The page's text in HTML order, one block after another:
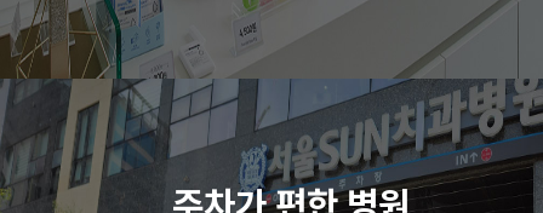
주차가 편한 병원